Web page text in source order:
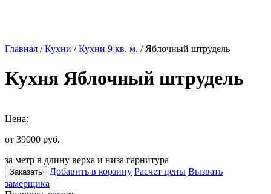
Главная /Кухни /Кухни 9 кв. м. / Яблочный штрудель
Кухня Яблочный штрудель
Цена:
от 39000 руб.
за метр в длину верха и низа гарнитура
Заказать Добавить в корзину Расчет цены Вызвать
замерщика